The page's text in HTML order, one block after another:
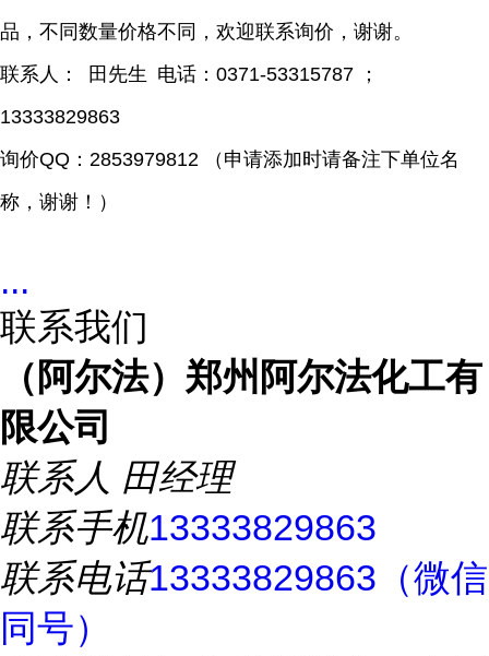
品，不同数量价格不同，欢迎联系询价，谢谢。
联系人：
田先生 电话： 0371-53315787 ；
13333829863
询价QQ：2853979812 （申请添加时请备注下单位名
称，谢谢！）
...
联系我们
（阿尔法）郑州阿尔法化工有
限公司
联系人 田经理
联系手机13333829863
联系电话13333829863（微信
同号）